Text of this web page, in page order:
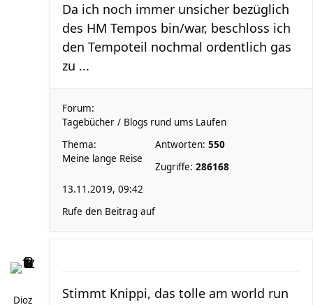
Da ich noch immer unsicher bezüglich
des HM Tempos bin/war, beschloss ich
den Tempoteil nochmal ordentlich gas
zu ...
Forum:
Tagebücher / Blogs rund ums Laufen
Thema:
Meine lange Reise
Antworten: 550
Zugriffe: 286168
13.11.2019, 09:42
Rufe den Beitrag auf
Dioz
Stimmt Knippi, das tolle am world run